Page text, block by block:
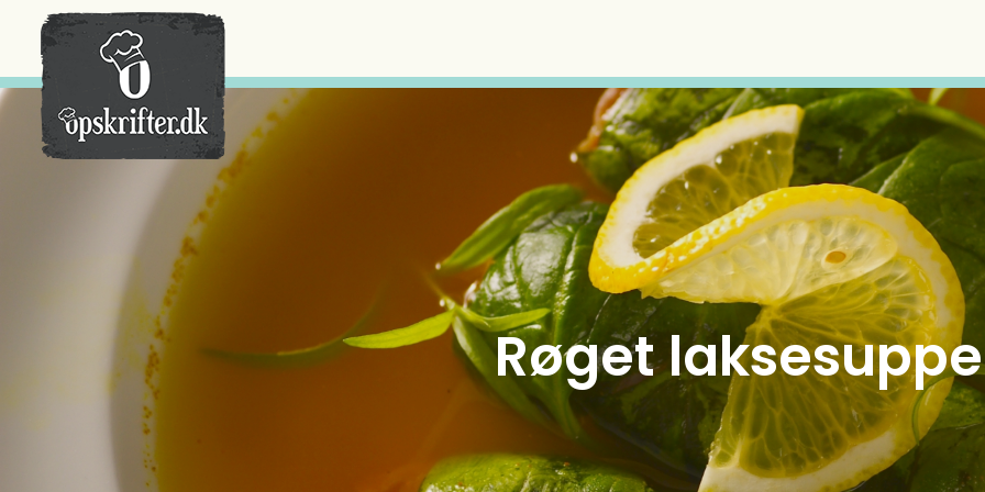
Der er ingen varer i din kurv.
Røget laksesuppe